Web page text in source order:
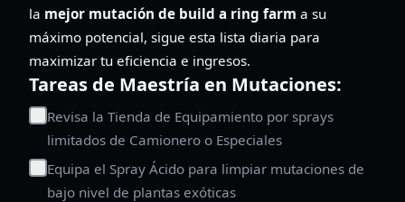
la mejor mutación de build a ring farm a su
máximo potencial, sigue esta lista diaria para
maximizar tu eficiencia e ingresos.
Tareas de Maestría en Mutaciones:
Revisa la Tienda de Equipamiento por sprays
limitados de Camionero o Especiales
Equipa el Spray Ácido para limpiar mutaciones de
bajo nivel de plantas exóticas